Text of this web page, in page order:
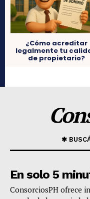
¿Cómo acreditar
legalmente tu
de propietario?
✱
En solo 5
​ConsorciosPH ofrece